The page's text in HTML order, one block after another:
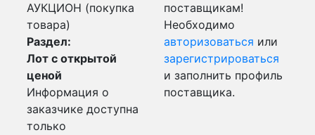
АУКЦИОН (покупка
товара)
Раздел:
Лот с открытой
ценой
Информация о
заказчике доступна
только
поставщикам!
Необходимо
авторизоваться или
зарегистрироваться
и заполнить профиль
поставщика.